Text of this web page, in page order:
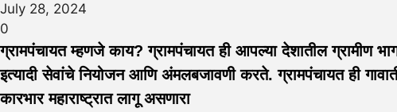
July 28, 2024
0
ग्रामपंचायत म्हणजे काय? ग्रामपंचायत ही आपल्या देशातील ग्रामीण
इत्यादी सेवांचे नियोजन आणि अंमलबजावणी करते. ग्रामपंचायत ही
कारभार महाराष्ट्रात लागू असणारा